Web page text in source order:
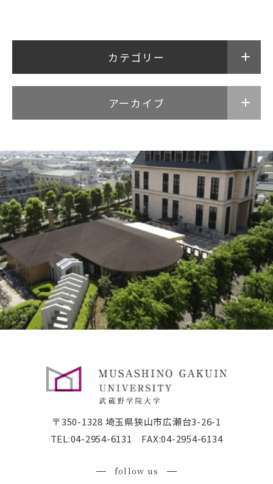
カテゴリー
アーカイブ
〒350-1328 埼玉県狭山市広瀬台3-26-1
TEL:04-2954-6131 FAX:04-2954-6134
follow us